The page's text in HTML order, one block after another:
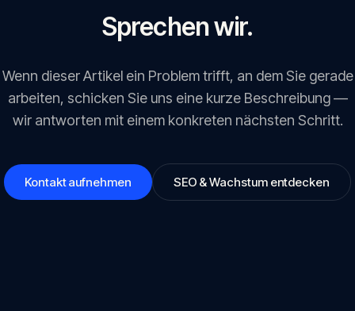
Sprechen wir.
Wenn dieser Artikel ein Problem trifft, an dem Sie gerade
arbeiten, schicken Sie uns eine kurze Beschreibung —
wir antworten mit einem konkreten nächsten Schritt.
Kontakt aufnehmen SEO & Wachstum entdecken